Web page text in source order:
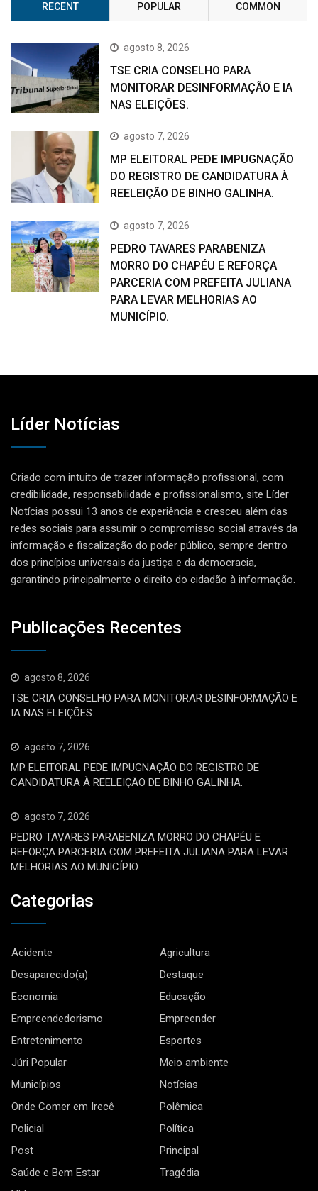
RECENT POPULAR COMMON
agosto 8, 2026
TSE CRIA CONSELHO PARA
MONITORAR DESINFORMAÇÃO E IA
NAS ELEIÇÕES.
agosto 7, 2026
MP ELEITORAL PEDE IMPUGNAÇÃO
DO REGISTRO DE CANDIDATURA À
REELEIÇÃO DE BINHO GALINHA.
agosto 7, 2026
PEDRO TAVARES PARABENIZA
MORRO DO CHAPÉU E REFORÇA
PARCERIA COM PREFEITA JULIANA
PARA LEVAR MELHORIAS AO
MUNICÍPIO.
Líder Notícias
Criado com intuito de trazer informação profissional, com
credibilidade, responsabilidade e profissionalismo, site Líder
Notícias possui 13 anos de experiência e cresceu além das
redes sociais para assumir o compromisso social através da
informação e fiscalização do poder público, sempre dentro
dos princípios universais da justiça e da democracia,
garantindo principalmente o direito do cidadão à informação.
Publicações Recentes
agosto 8, 2026
TSE CRIA CONSELHO PARA MONITORAR DESINFORMAÇÃO E
IA NAS ELEIÇÕES.
agosto 7, 2026
MP ELEITORAL PEDE IMPUGNAÇÃO DO REGISTRO DE
CANDIDATURA À REELEIÇÃO DE BINHO GALINHA.
agosto 7, 2026
PEDRO TAVARES PARABENIZA MORRO DO CHAPÉU E
REFORÇA PARCERIA COM PREFEITA JULIANA PARA LEVAR
MELHORIAS AO MUNICÍPIO.
Categorias
Acidente
Agricultura
Desaparecido(a)
Destaque
Economia
Educação
Empreendedorismo
Empreender
Entretenimento
Esportes
Júri Popular
Meio ambiente
Municípios
Notícias
Onde Comer em Irecê
Polêmica
Policial
Política
Post
Principal
Saúde e Bem Estar
Tragédia